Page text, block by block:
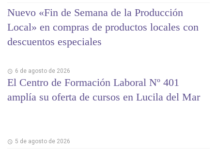
Nuevo «Fin de Semana de la Producción
Local» en compras de productos locales con
descuentos especiales
6 de agosto de 2026
El Centro de Formación Laboral Nº 401
amplía su oferta de cursos en Lucila del Mar
5 de agosto de 2026